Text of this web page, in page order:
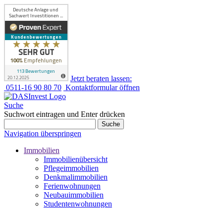
Jetzt beraten lassen:
0511-16 90 80 70 Kontaktformular öffnen
Suche
Suchwort eintragen und Enter drücken
Suche
Navigation überspringen
Immobilien
Immobilienübersicht
Pflegeimmobilien
Denkmalimmobilien
Ferienwohnungen
Neubauimmobilien
Studentenwohnungen